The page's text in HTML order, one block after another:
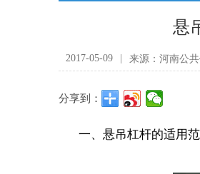
悬
2017-05-09 来源：河南公共
分享到：
一、悬吊杠杆的适用